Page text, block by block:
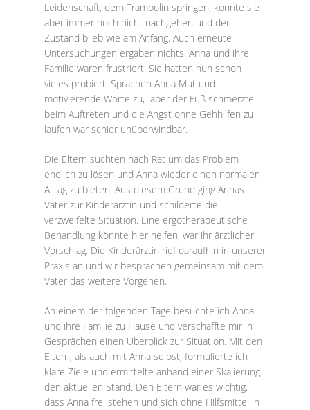
Leidenschaft, dem Trampolin springen, konnte sie
aber immer noch nicht nachgehen und der
Zustand blieb wie am Anfang. Auch erneute
Untersuchungen ergaben nichts. Anna und ihre
Familie waren frustriert. Sie hatten nun schon
vieles probiert. Sprachen Anna Mut und
motivierende Worte zu, aber der Fuß schmerzte
beim Auftreten und die Angst ohne Gehhilfen zu
laufen war schier unüberwindbar.
Die Eltern suchten nach Rat um das Problem
endlich zu lösen und Anna wieder einen normalen
Alltag zu bieten. Aus diesem Grund ging Annas
Vater zur Kinderärztin und schilderte die
verzweifelte Situation. Eine ergotherapeutische
Behandlung könnte hier helfen, war ihr ärztlicher
Vorschlag. Die Kinderärztin rief daraufhin in unserer
Praxis an und wir besprachen gemeinsam mit dem
Vater das weitere Vorgehen.
An einem der folgenden Tage besuchte ich Anna
und ihre Familie zu Hause und verschaffte mir in
Gesprächen einen Überblick zur Situation. Mit den
Eltern, als auch mit Anna selbst, formulierte ich
klare Ziele und ermittelte anhand einer Skalierung
den aktuellen Stand. Den Eltern war es wichtig,
dass Anna frei stehen und sich ohne Hilfsmittel in